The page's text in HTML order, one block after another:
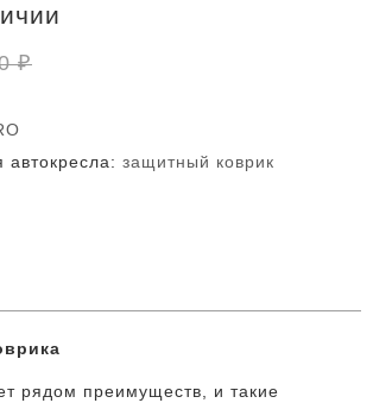
₽
автокресла: защитный коврик
рядом преимуществ, и такие